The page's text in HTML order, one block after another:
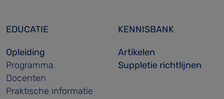
EDUCATIE
Opleiding
Programma
Docenten
Praktische informatie
KENNISBANK
Artikelen
Suppletie richtlijnen